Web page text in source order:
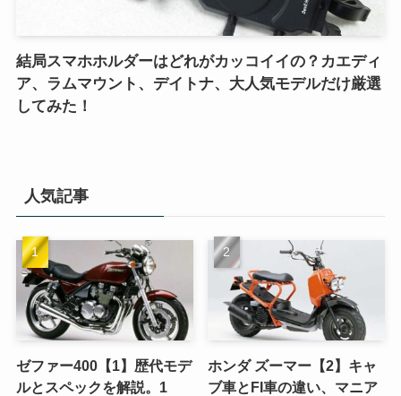
結局スマホホルダーはどれがカッコイイの？カエディ
ア、ラムマウント、デイトナ、大人気モデルだけ厳選
してみた！
人気記事
ゼファー400【1】歴代モデ
ルとスペックを解説。1
ホンダ ズーマー【2】キャ
ブ車とFI車の違い、マニア